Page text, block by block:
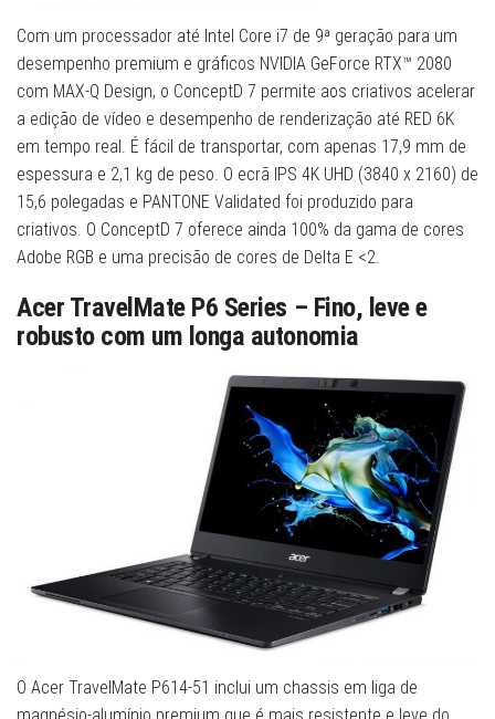
Com um processador até Intel Core i7 de 9ª geração para um
desempenho premium e gráficos NVIDIA GeForce RTX™ 2080
com MAX-Q Design, o ConceptD 7 permite aos criativos acelerar
a edição de vídeo e desempenho de renderização até RED 6K
em tempo real. É fácil de transportar, com apenas 17,9 mm de
espessura e 2,1 kg de peso. O ecrã IPS 4K UHD (3840 x 2160) de
15,6 polegadas e PANTONE Validated foi produzido para
criativos. O ConceptD 7 oferece ainda 100% da gama de cores
Adobe RGB e uma precisão de cores de Delta E <2.
Acer TravelMate P6 Series – Fino, leve e
robusto com um longa autonomia
O Acer TravelMate P614-51 inclui um chassis em liga de
magnésio-alumínio premium que é mais resistente e leve do